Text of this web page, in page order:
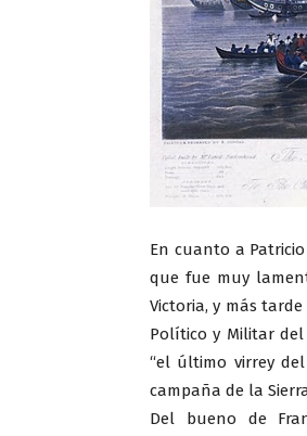
En cuanto a
que fue muy
Victoria, y más
Político y Militar
“el último virrey
campaña de la
Del bueno de